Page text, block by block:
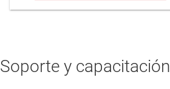
Soporte y capacitación